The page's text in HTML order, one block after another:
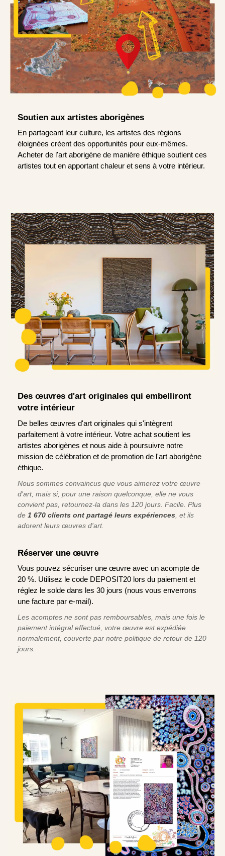
Soutien aux artistes aborigènes
En partageant leur culture, les artistes des régions
éloignées créent des opportunités pour eux-mêmes.
Acheter de l'art aborigène de manière éthique soutient ces
artistes tout en apportant chaleur et sens à votre intérieur.
Des œuvres d'art originales qui embelliront
votre intérieur
De belles œuvres d'art originales qui s'intègrent
parfaitement à votre intérieur. Votre achat soutient les
artistes aborigènes et nous aide à poursuivre notre
mission de célébration et de promotion de l'art aborigène
éthique.
Nous sommes convaincus que vous aimerez votre œuvre
d'art, mais si, pour une raison quelconque, elle ne vous
convient pas, retournez-la dans les 120 jours. Facile. Plus
de 1 670 clients ont partagé leurs expériences , et ils
adorent leurs œuvres d'art.
Réserver une œuvre
Vous pouvez sécuriser une œuvre avec un acompte de
20 %. Utilisez le code DEPOSIT20 lors du paiement et
réglez le solde dans les 30 jours (nous vous enverrons
une facture par e-mail).
Les acomptes ne sont pas remboursables, mais une fois le
paiement intégral effectué, votre œuvre est expédiée
normalement, couverte par notre politique de retour de 120
jours.